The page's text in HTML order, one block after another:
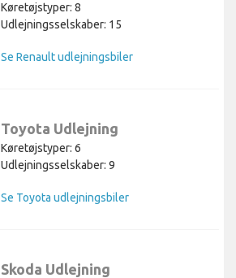
Køretøjstyper: 8
Udlejningsselskaber: 15
Se Renault udlejningsbiler
Toyota Udlejning
Køretøjstyper: 6
Udlejningsselskaber: 9
Se Toyota udlejningsbiler
Skoda Udlejning